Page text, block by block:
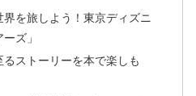
界を旅しよう！東京ディズニ
ズ」
るストーリーを本で楽しも